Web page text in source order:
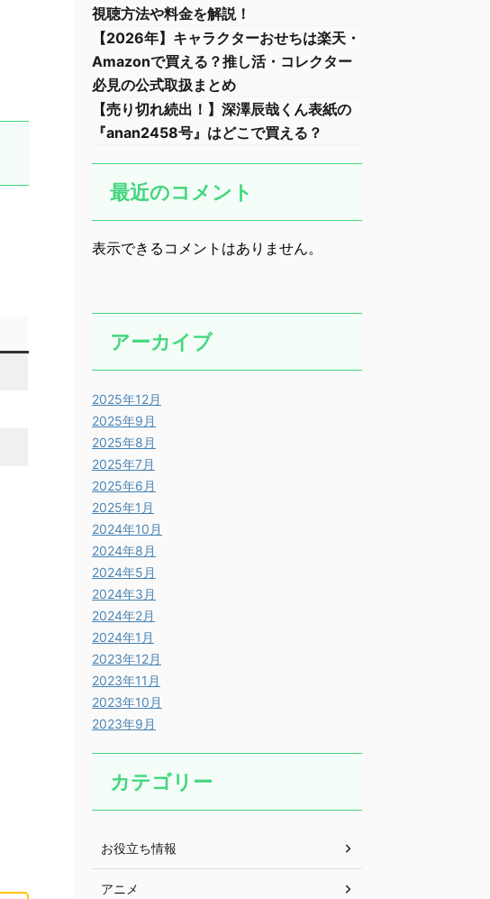
視聴方法や料金を解説！
【2026年】キャラクターおせちは楽天・
Amazonで買える？推し活・コレクター
必見の公式取扱まとめ
【売り切れ続出！】深澤辰哉くん表紙の
『anan2458号』はどこで買える？
最近のコメント
表示できるコメントはありません。
アーカイブ
2025年12月
2025年9月
2025年8月
2025年7月
2025年6月
2025年1月
2024年10月
2024年8月
2024年5月
2024年3月
2024年2月
2024年1月
2023年12月
2023年11月
2023年10月
2023年9月
カテゴリー
お役立ち情報
アニメ